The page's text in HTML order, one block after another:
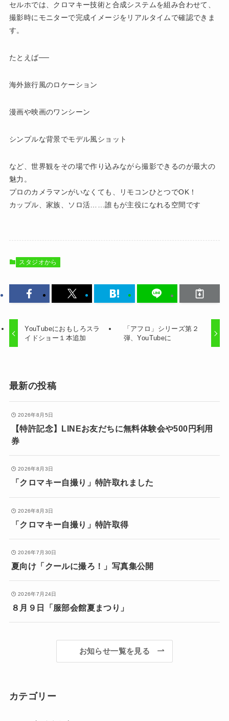
セルホでは、クロマキー技術と合成システムを組み合わせて、
撮影時にモニターで完成イメージをリアルタイムで確認できま
す。
たとえば──
海外旅行風のロケーション
漫画や映画のワンシーン
シンプルな背景でモデル風ショット
など、世界観をその場で作り込みながら撮影できるのが最大の
魅力。
プロのカメラマンがいなくても、リモコンひとつでOK！
カップル、家族、ソロ活……誰もが主役になれる空間です
スタジオから
YouTubeにおもしろスラ
イドショー１本追加
「アフロ」シリーズ第２
弾、YouTubeに
最新の投稿
2026年8月5日
【特許記念】LINEお友だちに無料体験会や500円利用
券
2026年8月3日
「クロマキー自撮り」特許取れました
2026年8月3日
「クロマキー自撮り」特許取得
2026年7月30日
夏向け「クールに撮ろ！」写真集公開
2026年7月24日
８月９日「服部会館夏まつり」
お知らせ一覧を見る
カテゴリー